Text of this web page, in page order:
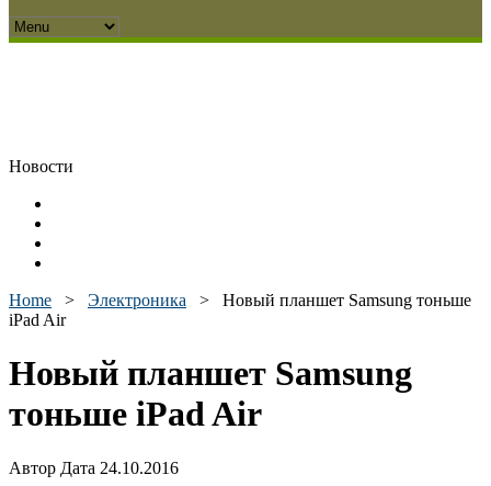
Новости
Home > Электроника > Новый планшет Samsung тоньше
iPad Air
Новый планшет Samsung
тоньше iPad Air
Автор Дата 24.10.2016